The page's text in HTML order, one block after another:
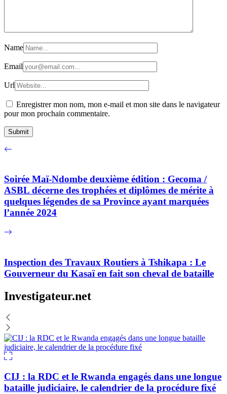
Name
Email
Url
Enregistrer mon nom, mon e-mail et mon site dans le navigateur
pour mon prochain commentaire.
Soirée Maï-Ndombe deuxième édition : Gecoma /
ASBL décerne des trophées et diplômes de mérite à
quelques légendes de sa Province ayant marquées
l’année 2024
Inspection des Travaux Routiers à Tshikapa : Le
Gouverneur du Kasaï en fait son cheval de bataille
Investigateur.net
CIJ : la RDC et le Rwanda engagés dans une longue
bataille judiciaire, le calendrier de la procédure fixé